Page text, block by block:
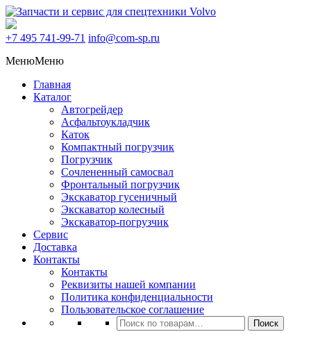
+7 495 741-99-71 info@com-sp.ru
МенюМеню
Главная
Каталог
Автогрейдер
Асфальтоукладчик
Каток
Компактный погрузчик
Погрузчик
Сочлененный самосвал
Фронтальный погрузчик
Экскаватор гусеничный
Экскаватор колесный
Экскаватор-погрузчик
Сервис
Доставка
Контакты
Контакты
Реквизиты нашей компании
Политика конфиденциальности
Пользовательское соглашение
Искать:
Поиск